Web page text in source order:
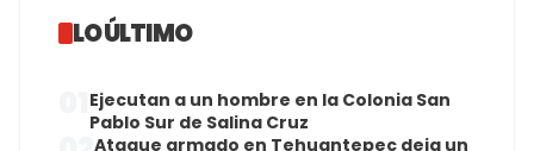
LO ÚLTIMO
Ejecutan a un hombre en la Colonia San
Pablo Sur de Salina Cruz
Ataque armado en Tehuantepec deja un